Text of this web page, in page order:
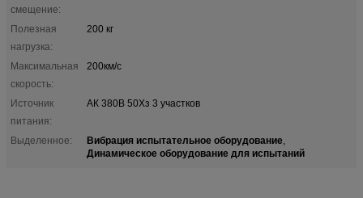
смещение:
Полезная
нагрузка:
200 кг
Максимальная
скорость:
200км/с
Источник
питания:
АК 380В 50Хз 3 участков
Выделенное: Вибрация испытательное оборудование,
Динамическое оборудование для испытаний